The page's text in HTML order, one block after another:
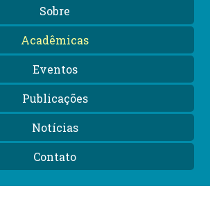
Sobre
Acadêmicas
Eventos
Publicações
Notícias
Contato